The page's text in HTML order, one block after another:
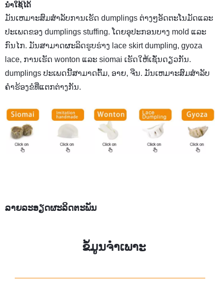
ນຳໃຊ້ໄດ້
ມັນເຫມາະສົມສໍາລັບການເຮັດ dumplings ຕ່າງໆອັດຕະໂນມັດແລະ
ປະເພດຂອງ dumplings stuffing. ໂດຍອຸປະກອນບາງ mold ແລະ
ກົນໄກ. ມັນ​ສາ​ມາດ​ຜະ​ລິດ​ຮູບ​ຮ່າງ lace skirt dumpling​, gyoza
lace​, ການ​ເຮັດ wonton ແລະ siomai ເຮັດ​ໃຫ້​ເຊັ່ນ​ດຽວ​ກັນ​.
dumplings ປະເພດນີ້ສາມາດຕົ້ມ, ອາຍ, ຈືນ. ມັນເຫມາະສົມສໍາລັບ
ຄໍາຮ້ອງຂໍທີ່ແຕກຕ່າງກັນ.
ລາຍລະອຽດຜະລິດຕະພັນ
ຂໍ້ມູນຈໍາເພາະ